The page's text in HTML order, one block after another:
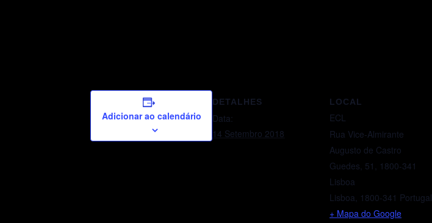
Adicionar ao calendário
DETALHES
Data:
14 Setembro 2018
LOCAL
ECL
Rua Vice-Almirante
Augusto de Castro
Guedes, 51, 1800-341
Lisboa
Lisboa, 1800-341 Portugal
+ Mapa do Google